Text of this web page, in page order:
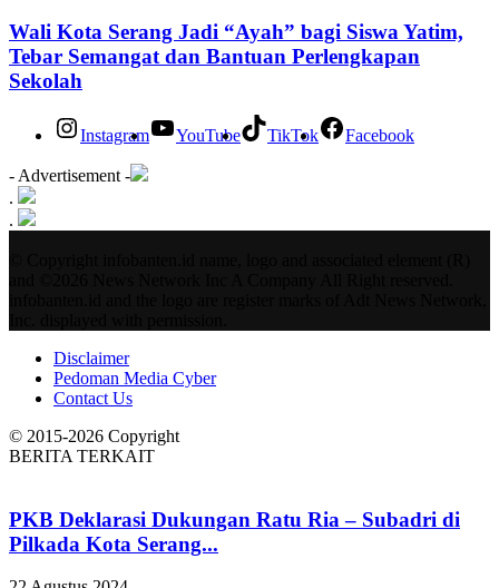
Wali Kota Serang Jadi “Ayah” bagi Siswa Yatim,
Tebar Semangat dan Bantuan Perlengkapan
Sekolah
Instagram YouTube TikTok Facebook
- Advertisement -
.
.
Disclaimer
Pedoman Media Cyber
Contact Us
© 2015-2026 Copyright
BERITA TERKAIT
PKB Deklarasi Dukungan Ratu Ria – Subadri di
Pilkada Kota Serang...